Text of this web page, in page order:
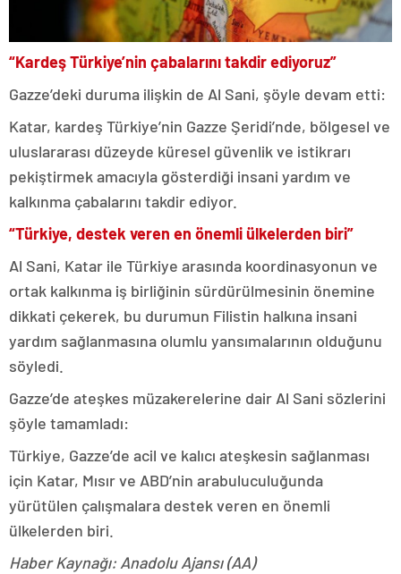
“Kardeş Türkiye’nin çabalarını takdir ediyoruz”
Gazze’deki duruma ilişkin de Al Sani, şöyle devam etti:
Katar, kardeş Türkiye’nin Gazze Şeridi’nde, bölgesel ve
uluslararası düzeyde küresel güvenlik ve istikrarı
pekiştirmek amacıyla gösterdiği insani yardım ve
kalkınma çabalarını takdir ediyor.
“Türkiye, destek veren en önemli ülkelerden biri”
Al Sani, Katar ile Türkiye arasında koordinasyonun ve
ortak kalkınma iş birliğinin sürdürülmesinin önemine
dikkati çekerek, bu durumun Filistin halkına insani
yardım sağlanmasına olumlu yansımalarının olduğunu
söyledi.
Gazze’de ateşkes müzakerelerine dair Al Sani sözlerini
şöyle tamamladı:
Türkiye, Gazze’de acil ve kalıcı ateşkesin sağlanması
için Katar, Mısır ve ABD’nin arabuluculuğunda
yürütülen çalışmalara destek veren en önemli
ülkelerden biri.
Haber Kaynağı: Anadolu Ajansı (AA)